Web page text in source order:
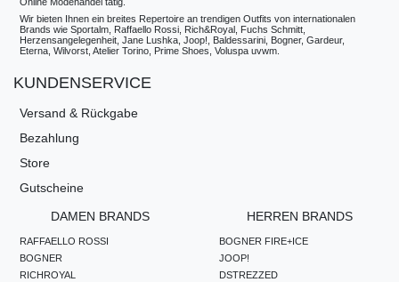
Wir bieten Ihnen ein breites Repertoire an trendigen Outfits von internationalen
Brands wie Sportalm, Raffaello Rossi, Rich&Royal, Fuchs Schmitt,
Herzensangelegenheit, Jane Lushka, Joop!, Baldessarini, Bogner, Gardeur,
Eterna, Wilvorst, Atelier Torino, Prime Shoes, Voluspa uvwm.
KUNDENSERVICE
Versand & Rückgabe
Bezahlung
Store
Gutscheine
DAMEN BRANDS
RAFFAELLO ROSSI
BOGNER
RICHROYAL
HERREN BRANDS
BOGNER FIRE+ICE
JOOP!
DSTREZZED